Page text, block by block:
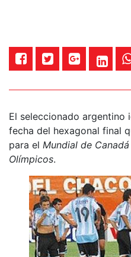
El seleccionado argentino
fecha del hexagonal final
para el Mundial de Canadá
Olímpicos.